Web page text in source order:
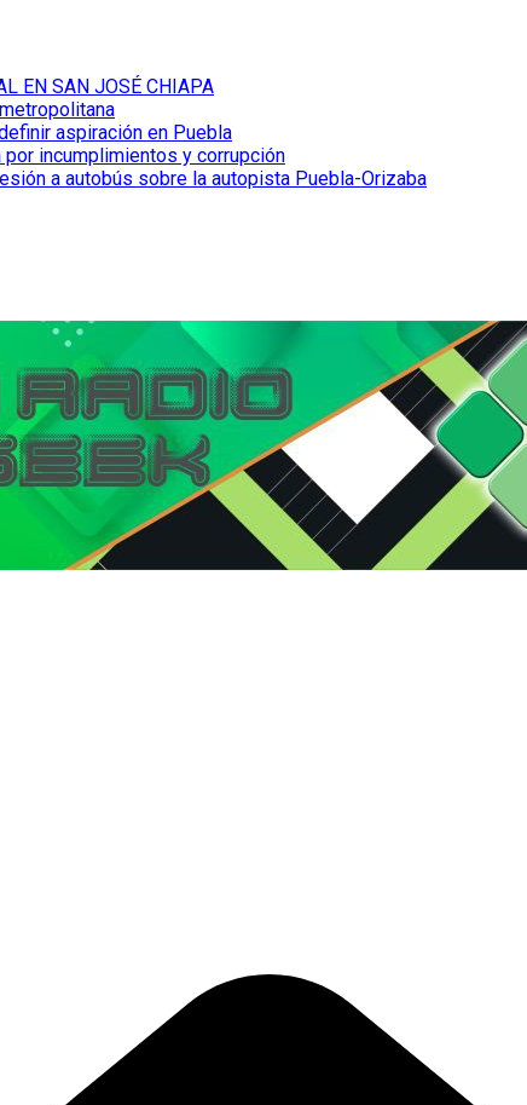
EN SAN JOSÉ CHIAPA
aspiración en Puebla
incumplimientos y corrupción
a autobús sobre la autopista Puebla-Orizaba